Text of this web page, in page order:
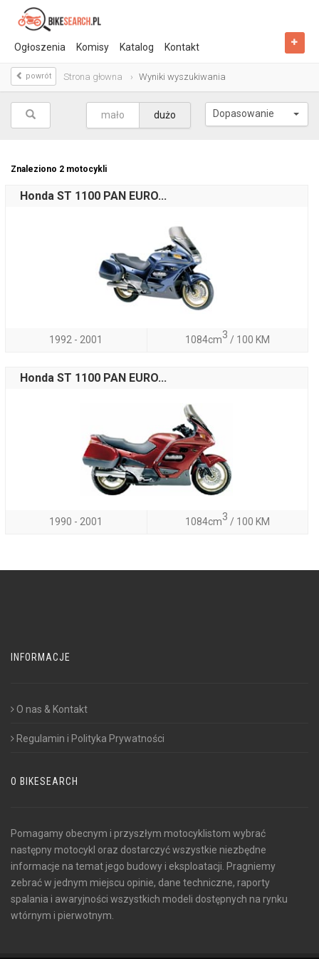
Ogłoszenia Komisy Katalog Kontakt
powrót Strona głowna Wyniki wyszukiwania
Dopasowanie
mało dużo
Znaleziono 2 motocykli
Honda ST 1100 PAN EURO...
1992 - 2001 1084cm3 / 100 KM
Honda ST 1100 PAN EURO...
1990 - 2001 1084cm3 / 100 KM
INFORMACJE
O nas & Kontakt
Regulamin i Polityka Prywatności
O BIKESEARCH
Pomagamy obecnym i przyszłym motocyklistom wybrać
następny motocykl oraz dostarczyć wszystkie niezbędne
informacje na temat jego budowy i eksploatacji. Pragniemy
zebrać w jednym miejscu opinie, dane techniczne, raporty
spalania i awaryjności wszystkich modeli dostępnych na rynku
wtórnym i pierwotnym.